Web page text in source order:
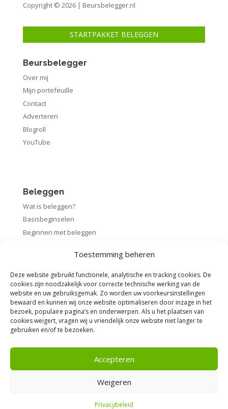
Toestemming beheren
Deze website gebruikt functionele, analytische en tracking cookies. De
cookies zijn noodzakelijk voor correcte technische werking van de
website en uw gebruiksgemak. Zo worden uw voorkeursinstellingen
bewaard en kunnen wij onze website optimaliseren door inzage in het
bezoek, populaire pagina’s en onderwerpen. Als u het plaatsen van
cookies weigert, vragen wij u vriendelijk onze website niet langer te
gebruiken en/of te bezoeken.
Accepteren
Weigeren
Privacybeleid
Copyright © 2026 | Beursbelegger.nl
STARTPAKKET BELEGGEN
Beursbelegger
Over mij
Mijn portefeuille
Contact
Adverteren
Blogroll
YouTube
Beleggen
Wat is beleggen?
Basisbeginselen
Beginnen met beleggen
Rendement berekenen
Voorwaarden
Algemene voorwaarden
Privacybeleid
Disclaimer